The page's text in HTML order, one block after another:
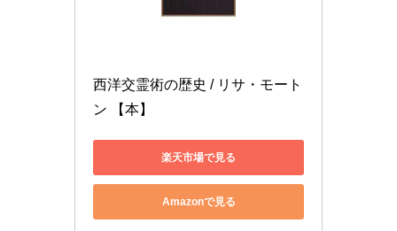
西洋交霊術の歴史 / リサ・モート
ン 【本】
楽天市場で見る
Amazonで見る